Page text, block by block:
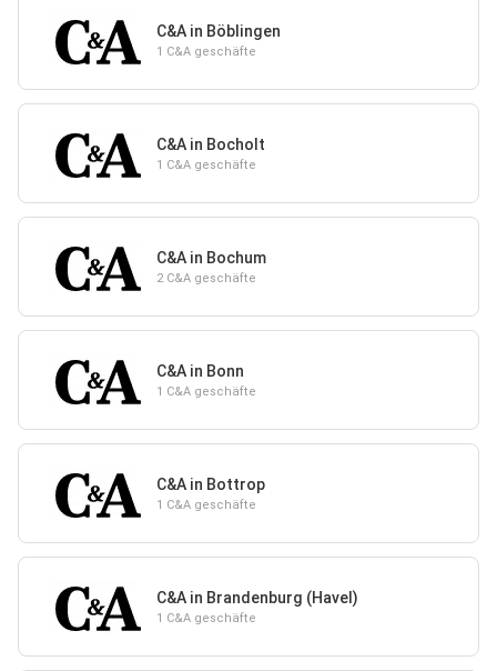
C&A in Böblingen
1 C&A geschäfte
C&A in Bocholt
1 C&A geschäfte
C&A in Bochum
2 C&A geschäfte
C&A in Bonn
1 C&A geschäfte
C&A in Bottrop
1 C&A geschäfte
C&A in Brandenburg (Havel)
1 C&A geschäfte